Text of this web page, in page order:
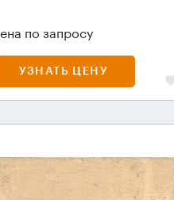
по запросу
УЗНАТЬ ЦЕНУ